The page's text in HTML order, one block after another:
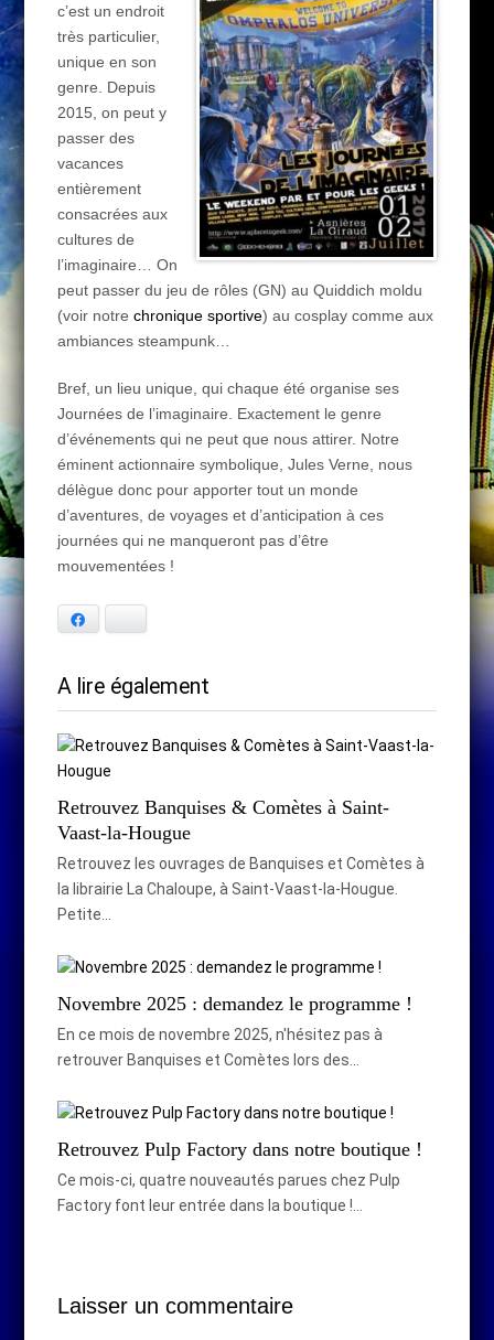
c’est un endroit
très particulier,
unique en son
genre. Depuis
2015, on peut y
passer des
vacances
entièrement
consacrées aux
cultures de
l’imaginaire… On
peut passer du jeu de rôles (GN) au Quiddich moldu
(voir notrechronique sportive) au cosplay comme aux
ambiances steampunk…
Bref, un lieu unique, qui chaque été organise ses
Journées de l’imaginaire. Exactement le genre
d’événements qui ne peut que nous attirer. Notre
éminent actionnaire symbolique, Jules Verne, nous
délègue donc pour apporter tout un monde
d’aventures, de voyages et d’anticipation à ces
journées qui ne manqueront pas d’être
mouvementées !
A lire également
Retrouvez Banquises & Comètes à Saint-
Vaast-la-Hougue
Retrouvez les ouvrages de Banquises et Comètes à
la librairie La Chaloupe, à Saint-Vaast-la-Hougue.
Petite…
Novembre 2025 : demandez le programme !
En ce mois de novembre 2025, n'hésitez pas à
retrouver Banquises et Comètes lors des…
Retrouvez Pulp Factory dans notre boutique !
Ce mois-ci, quatre nouveautés parues chez Pulp
Factory font leur entrée dans la boutique !…
Laisser un commentaire